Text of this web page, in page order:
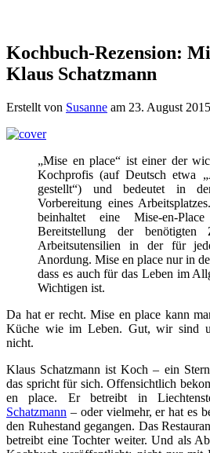
Kochbuch-Rezension:
Klaus Schatzmann
Erstellt von Susanne am 23. August 2015
„Mise en place“ ist einer der
Kochprofis (auf Deutsch etwa
gestellt“) und bedeutet in
Vorbereitung eines
beinhaltet eine Mise-en-
Bereitstellung der benötigten
Arbeitsutensilien in der für
Anordung. Mise en place nur in
dass es auch für das Leben im
Wichtigen ist.
Da hat er recht. Mise en place kann
Küche wie im Leben. Gut, wir sind
nicht.
Klaus Schatzmann ist Koch – ein
das spricht für sich. Offensichtlich
en place. Er betreibt in
Schatzmann – oder vielmehr, er hat es
den Ruhestand gegangen. Das
betreibt eine Tochter weiter. Und als